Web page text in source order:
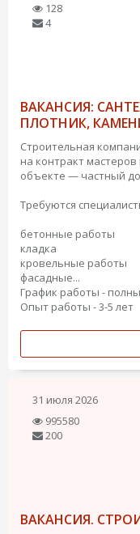
128
4
ВАКАНСИЯ:
ПЛОТНИК,
Строительная
на контракт
объекте — частный
Требуются
бетонные работы
кладка
кровельные работы
фасадные...
График работы -
Опыт работы - 3-5 лет
31 июля 2026
995580
200
ВАКАНСИЯ.